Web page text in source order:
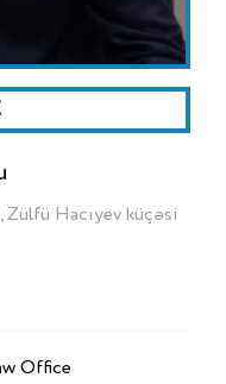
Zülfü Hacıyev küçəsi
Office